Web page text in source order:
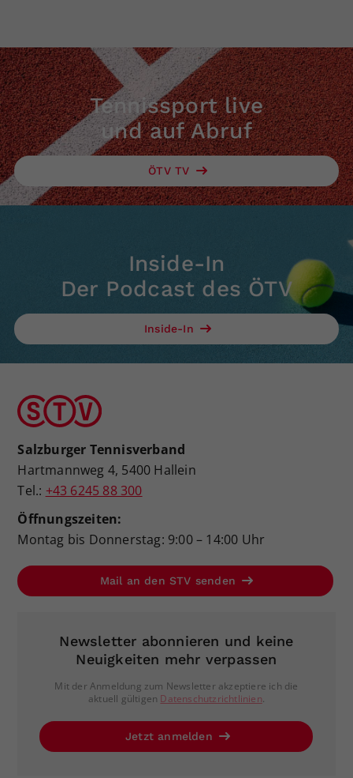
Tennissport live
und auf Abruf
ÖTV TV
Inside-In
Der Podcast des ÖTV
Inside-In
Salzburger Tennisverband
Hartmannweg 4, 5400 Hallein
Tel.: +43 6245 88 300
Öffnungszeiten:
Montag bis Donnerstag: 9:00 – 14:00 Uhr
Mail an den STV senden
Newsletter abonnieren und keine
Neuigkeiten mehr verpassen
Mit der Anmeldung zum Newsletter akzeptiere ich die
aktuell gültigen Datenschutzrichtlinien.
Jetzt anmelden